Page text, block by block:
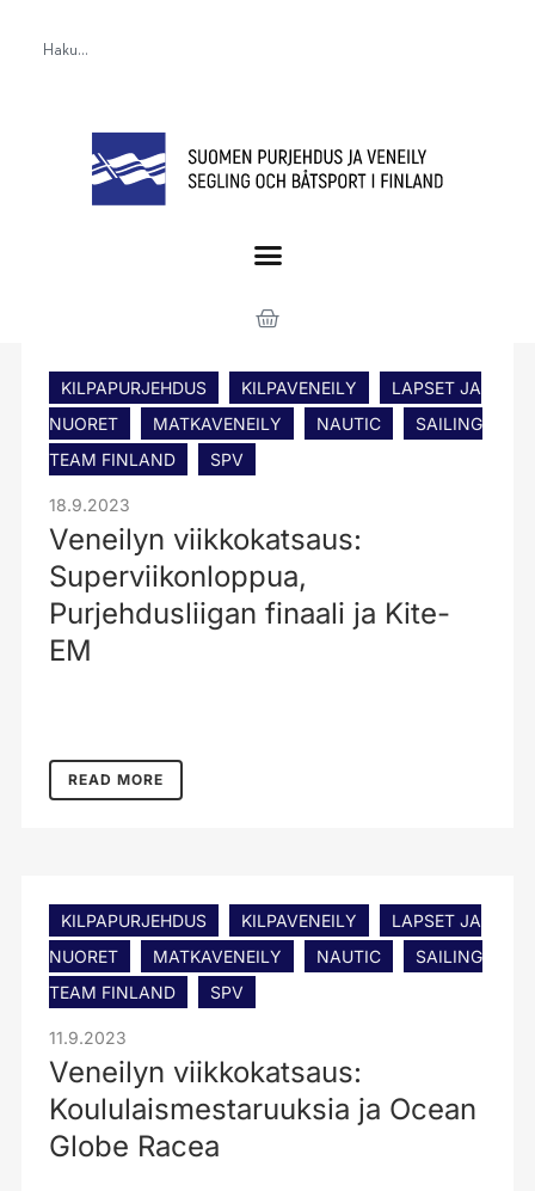
KILPAPURJEHDUS KILPAVENEILY
LAPSET JA
NUORET
MATKAVENEILY NAUTIC
SAILING
TEAM FINLAND
SPV
18.9.2023
Veneilyn viikkokatsaus:
Superviikonloppua,
Purjehdusliigan finaali ja Kite-
EM
READ MORE
KILPAPURJEHDUS KILPAVENEILY
LAPSET JA
NUORET
MATKAVENEILY NAUTIC
SAILING
TEAM FINLAND
SPV
11.9.2023
Veneilyn viikkokatsaus:
Koululaismestaruuksia ja Ocean
Globe Racea